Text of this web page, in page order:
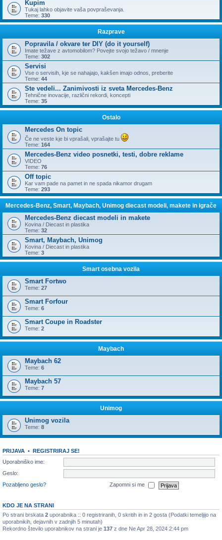
Kupim
Tukaj lahko objavite vaša povpraševanja.
Teme: 330
Razprave
Popravila / okvare ter DIY (do it yourself)
Imate težave z avtomobilom? Povejte svojo težavo / mnenje
Teme: 302
Servisi
Vse o servisih, kje se nahajajo, kakšen imajo odnos, preberite
Teme: 44
Ste vedeli... Zanimivosti iz sveta Mercedes-Benz
Tehnične inovacije, različni rekordi, koncepti
Teme: 35
Ostalo
Mercedes On topic
Če ne veste kje bi vprašali, vprašajte tu
Teme: 164
Mercedes-Benz video posnetki, testi, dobre reklame
VIDEO
Teme: 76
Off topic
Kar vam pade na pamet in ne spada nikamor drugam
Teme: 293
Mercedes-Benz, Smart, Maybach, Unimog diecast modeli, makete in igrače
Mercedes-Benz diecast modeli in makete
Kovina / Diecast in plastika
Teme: 32
Smart, Maybach, Unimog
Kovina / Diecast in plastika
Teme: 3
Smart osebna vozila
Smart Fortwo
Teme: 27
Smart Forfour
Teme: 6
Smart Coupe in Roadster
Teme: 2
Maybach
Maybach 62
Teme: 6
Maybach 57
Teme: 7
Unimog
Unimog vozila
Teme: 8
PRIJAVA • REGISTRIRAJ SE!
Uporabniško ime:
Geslo:
Pozabljeno geslo?
Zapomni si me
KDO JE NA STRANI
Po strani brskata 2 uporabnika :: 0 registriranih, 0 skritih in in 2 gosta (Podatki temeljijo na
uporabnikih, dejavnih v zadnjih 5 minutah)
Rekordno število uporabnikov na strani je 137 z dne Ne Apr 28, 2024 2:44 pm